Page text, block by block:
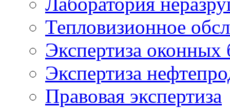
Тепловизионное
Экспертиза оконных
Экспертиза
Правовая экспертиза